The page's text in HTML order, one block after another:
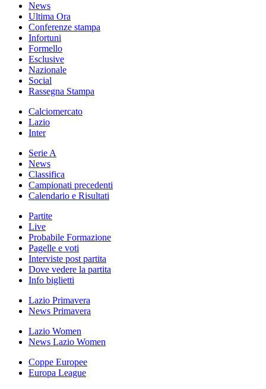
News
Ultima Ora
Conferenze stampa
Infortuni
Formello
Esclusive
Nazionale
Social
Rassegna Stampa
Calciomercato
Lazio
Inter
Serie A
News
Classifica
Campionati precedenti
Calendario e Risultati
Partite
Live
Probabile Formazione
Pagelle e voti
Interviste post partita
Dove vedere la partita
Info biglietti
Lazio Primavera
News Primavera
Lazio Women
News Lazio Women
Coppe Europee
Europa League